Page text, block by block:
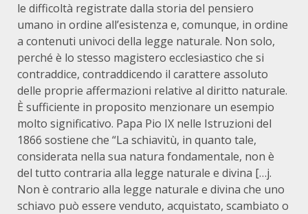
le difficoltà registrate dalla storia del pensiero
umano in ordine all’esistenza e, comunque, in ordine
a contenuti univoci della legge naturale. Non solo,
perché è lo stesso magistero ecclesiastico che si
contraddice, contraddicendo il carattere assoluto
delle proprie affermazioni relative al diritto naturale.
È sufficiente in proposito menzionare un esempio
molto significativo. Papa Pio IX nelle Istruzioni del
1866 sostiene che “La schiavitù, in quanto tale,
considerata nella sua natura fondamentale, non è
del tutto contraria alla legge naturale e divina […j.
Non è contrario alla legge naturale e divina che uno
schiavo può essere venduto, acquistato, scambiato o